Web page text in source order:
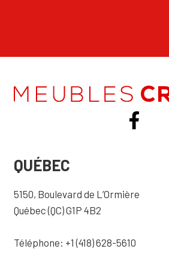
QUÉBEC
5150, Boulevard de L’Ormière
Québec (QC) G1P 4B2
Téléphone: +1 (418) 628-5610